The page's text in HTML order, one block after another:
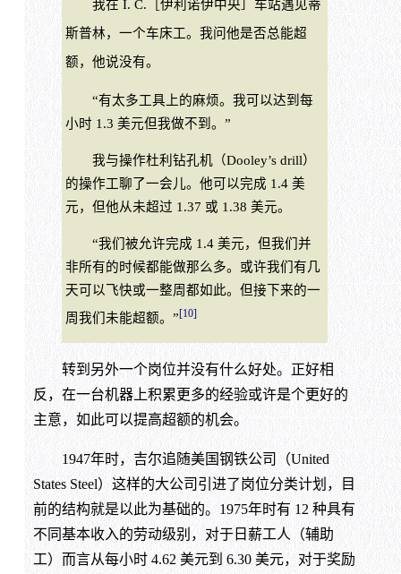
我在 I. C.［伊利诺伊中央］车站遇见蒂
斯普林，一个车床工。我问他是否总能超
额，他说没有。
“有太多工具上的麻烦。我可以达到每
小时 1.3 美元但我做不到。”
我与操作杜利钻孔机（Dooley’s drill）
的操作工聊了一会儿。他可以完成 1.4 美
元，但他从未超过 1.37 或 1.38 美元。
“我们被允许完成 1.4 美元，但我们并
非所有的时候都能做那么多。或许我们有几
天可以飞快或一整周都如此。但接下来的一
周我们未能超额。”[10]
转到另外一个岗位并没有什么好处。正好相
反，在一台机器上积累更多的经验或许是个更好的
主意，如此可以提高超额的机会。
1947年时，吉尔追随美国钢铁公司（United
States Steel）这样的大公司引进了岗位分类计划，目
前的结构就是以此为基础的。1975年时有 12 种具有
不同基本收入的劳动级别，对于日薪工人（辅助
工）而言从每小时 4.62 美元到 6.30 美元，对于奖励